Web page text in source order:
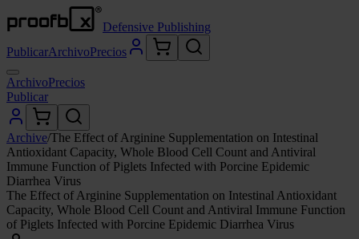
Defensive Publishing
PublicarArchivoPrecios
ArchivoPrecios
Publicar
Archive/The Effect of Arginine Supplementation on Intestinal
Antioxidant Capacity, Whole Blood Cell Count and Antiviral
Immune Function of Piglets Infected with Porcine Epidemic
Diarrhea Virus
The Effect of Arginine Supplementation on Intestinal Antioxidant
Capacity, Whole Blood Cell Count and Antiviral Immune Function
of Piglets Infected with Porcine Epidemic Diarrhea Virus